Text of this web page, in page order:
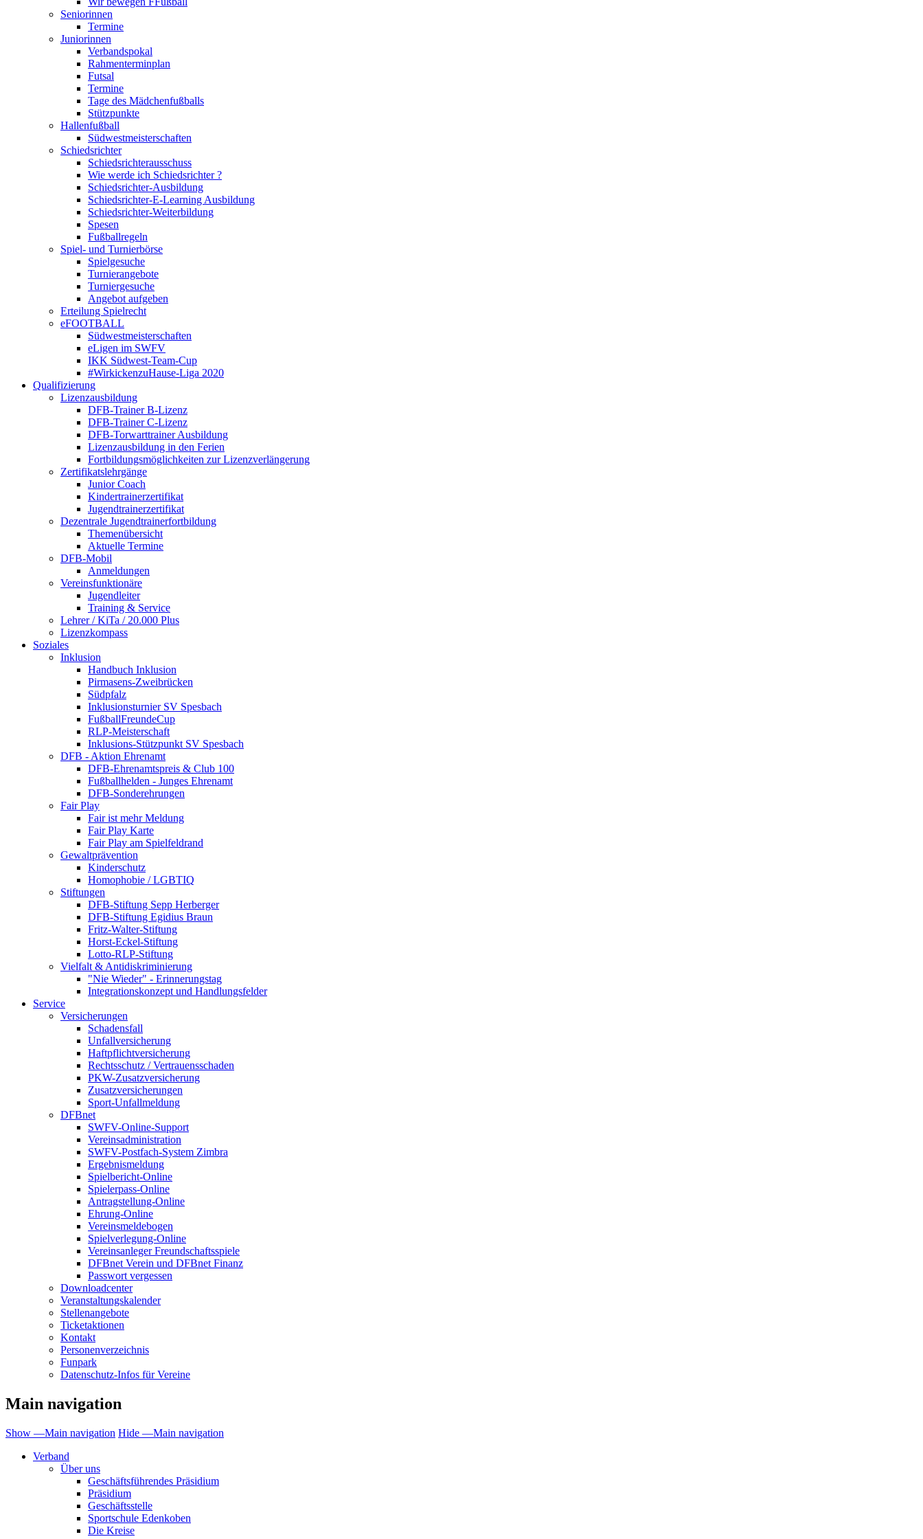
Seniorinnen
Termine
Juniorinnen
Verbandspokal
Rahmenterminplan
Futsal
Termine
Tage des Mädchenfußballs
Stützpunkte
Hallenfußball
Südwestmeisterschaften
Schiedsrichter
Schiedsrichterausschuss
Wie werde ich Schiedsrichter ?
Schiedsrichter-Ausbildung
Schiedsrichter-E-Learning Ausbildung
Schiedsrichter-Weiterbildung
Spesen
Fußballregeln
Spiel- und Turnierbörse
Spielgesuche
Turnierangebote
Turniergesuche
Angebot aufgeben
Erteilung Spielrecht
eFOOTBALL
Südwestmeisterschaften
eLigen im SWFV
IKK Südwest-Team-Cup
#WirkickenzuHause-Liga 2020
Qualifizierung
Lizenzausbildung
DFB-Trainer B-Lizenz
DFB-Trainer C-Lizenz
DFB-Torwarttrainer Ausbildung
Lizenzausbildung in den Ferien
Fortbildungsmöglichkeiten zur Lizenzverlängerung
Zertifikatslehrgänge
Junior Coach
Kindertrainerzertifikat
Jugendtrainerzertifikat
Dezentrale Jugendtrainerfortbildung
Themenübersicht
Aktuelle Termine
DFB-Mobil
Anmeldungen
Vereinsfunktionäre
Jugendleiter
Training & Service
Lehrer / KiTa / 20.000 Plus
Lizenzkompass
Soziales
Inklusion
Handbuch Inklusion
Pirmasens-Zweibrücken
Südpfalz
Inklusionsturnier SV Spesbach
FußballFreundeCup
RLP-Meisterschaft
Inklusions-Stützpunkt SV Spesbach
DFB - Aktion Ehrenamt
DFB-Ehrenamtspreis & Club 100
Fußballhelden - Junges Ehrenamt
DFB-Sonderehrungen
Fair Play
Fair ist mehr Meldung
Fair Play Karte
Fair Play am Spielfeldrand
Gewaltprävention
Kinderschutz
Homophobie / LGBTIQ
Stiftungen
DFB-Stiftung Sepp Herberger
DFB-Stiftung Egidius Braun
Fritz-Walter-Stiftung
Horst-Eckel-Stiftung
Lotto-RLP-Stiftung
Vielfalt & Antidiskriminierung
"Nie Wieder" - Erinnerungstag
Integrationskonzept und Handlungsfelder
Service
Versicherungen
Schadensfall
Unfallversicherung
Haftpflichtversicherung
Rechtsschutz / Vertrauensschaden
PKW-Zusatzversicherung
Zusatzversicherungen
Sport-Unfallmeldung
DFBnet
SWFV-Online-Support
Vereinsadministration
SWFV-Postfach-System Zimbra
Ergebnismeldung
Spielbericht-Online
Spielerpass-Online
Antragstellung-Online
Ehrung-Online
Vereinsmeldebogen
Spielverlegung-Online
Vereinsanleger Freundschaftsspiele
DFBnet Verein und DFBnet Finanz
Passwort vergessen
Downloadcenter
Veranstaltungskalender
Stellenangebote
Ticketaktionen
Kontakt
Personenverzeichnis
Funpark
Datenschutz-Infos für Vereine
Main navigation
Show —Main navigation Hide —Main navigation
Verband
Über uns
Geschäftsführendes Präsidium
Präsidium
Geschäftsstelle
Sportschule Edenkoben
Die Kreise